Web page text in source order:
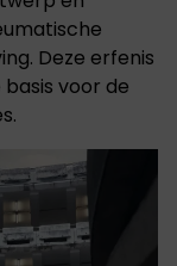
Deze erfenis
voor de